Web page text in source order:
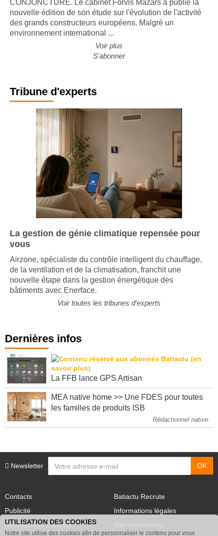
CONJONCTURE. Le cabinet Forvis Mazars a publié la
nouvelle édition de son étude sur l'évolution de l'activité
des grands constructeurs européens. Malgré un
Voir plus
Tribune d'experts
La gestion de génie climatique repensée pour
Airzone, spécialiste du contrôle intelligent du chauffage,
de la ventilation et de la climatisation, franchit une
nouvelle étape dans la gestion énergétique des
Dernières infos
MEA native home >> Une FDES pour toutes
Rédactionnel native
Publicité
Abonnement Batiactu
Site annonceurs
UTILISATION DES COOKIES
Notre site utilise des cookies afin de personnaliser le contenu pour vous